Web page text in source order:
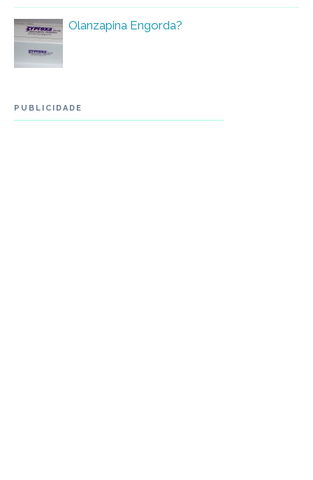
Olanzapina Engorda?
PUBLICIDADE